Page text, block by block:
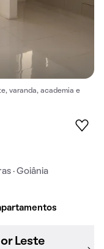
varanda, academia e
· Goiânia
Leste